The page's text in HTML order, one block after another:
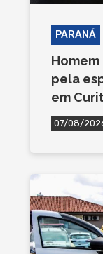
PARANÁ
pela
em
07/08/